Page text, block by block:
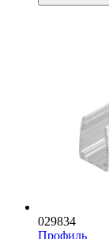
029834
Профиль